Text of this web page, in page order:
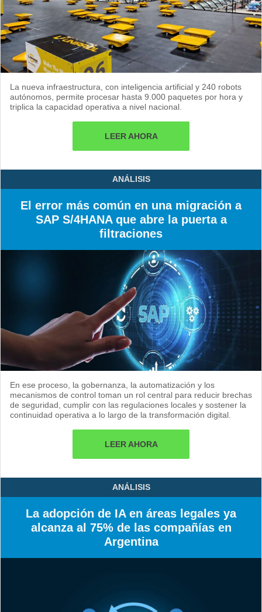
La nueva infraestructura, con inteligencia artificial y 240 robots
autónomos, permite procesar hasta 9.000 paquetes por hora y
triplica la capacidad operativa a nivel nacional.
LEER AHORA
ANÁLISIS
El error más común en una migración a
SAP S/4HANA que abre la puerta a
filtraciones
En ese proceso, la gobernanza, la automatización y los
mecanismos de control toman un rol central para reducir brechas
de seguridad, cumplir con las regulaciones locales y sostener la
continuidad operativa a lo largo de la transformación digital.
LEER AHORA
ANÁLISIS
La adopción de IA en áreas legales ya
alcanza al 75% de las compañías en
Argentina